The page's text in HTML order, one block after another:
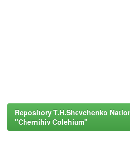
Repository T.H.Shevchenko
"Chernihiv Colehium"